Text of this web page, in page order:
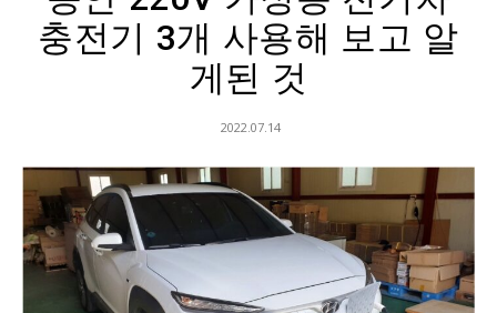
충전기 3개 사용해 보고 알
게된 것
2022.07.14